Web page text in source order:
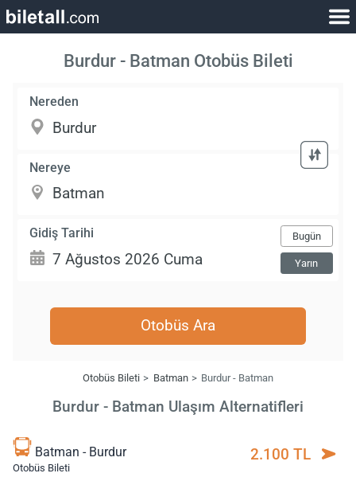
Burdur - Batman Otobüs Bileti
Nereden
Nereye
Gidiş Tarihi Bugün
Yarın
Otobüs Ara
Otobüs Bileti Batman Burdur - Batman
Burdur - Batman Ulaşım Alternatifleri
Batman - Burdur
Otobüs Bileti
2.100 TL